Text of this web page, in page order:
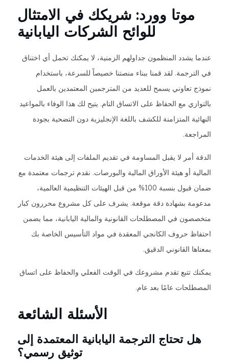
موتا وورد: شريكك في الامتثال
للوائح الشركات اليابانية
عندما يشدد المنظمون جداولهم الزمنية، لا يمكنك تحمل أي اختناق
في الترجمة. لقد قمنا ببناء منصتنا خصيصاً للسرعة، باستخدام
نموذج تعاوني يسمح للعديد من المترجمين المعتمدين بالعمل
بالتوازي مع الحفاظ على الاتساق التام. يتيح لك هذا الوفاء بالمواعيد
النهائية المتزامنة للكشف باللغة الإنجليزية دون التضحية بجودة
المراجعة.
الدقة أمر لا يقبل المساومة في تقديم الملفات إلى هيئة الخدمات
المالية أو هيئة الأوراق المالية والبورصات. نقدم ترجمات معتمدة مع
ضمان قبول بنسبة 100% من قبل الهيئات التنظيمية العالمية،
مدعومة بشهادة دقة موقعة. يشرف على كل مشروع محررون كبار
متخصصون في المصطلحات القانونية والمالية اليابانية، مما يضمن
احتفاظ حروف الكانجي المعقدة في مواد التأسيس الخاصة بك
بمعناها القانوني الدقيق.
يمكنك تتبع تقدم مشروعك في الوقت الفعلي والحفاظ على اتساق
المصطلحات عامًا بعد عام.
الأسئلة الشائعة
هل تحتاج الترجمة اليابانية المعتمدة إلى
توثيق رسمي؟